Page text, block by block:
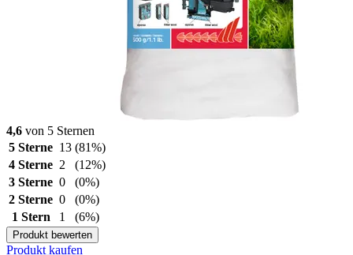
4,6 von 5 Sternen
5 Sterne 13 (81%)
4 Sterne 2
(12%)
3 Sterne 0
(0%)
2 Sterne 0
(0%)
1 Stern
1 (6%)
Produkt bewerten
Produkt kaufen